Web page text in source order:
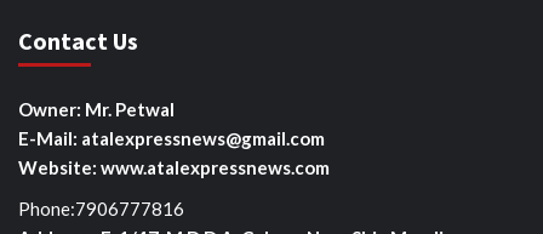
Contact Us
Owner: Mr. Petwal
E-Mail: atalexpressnews@gmail.com
Website: www.atalexpressnews.com
Phone:7906777816